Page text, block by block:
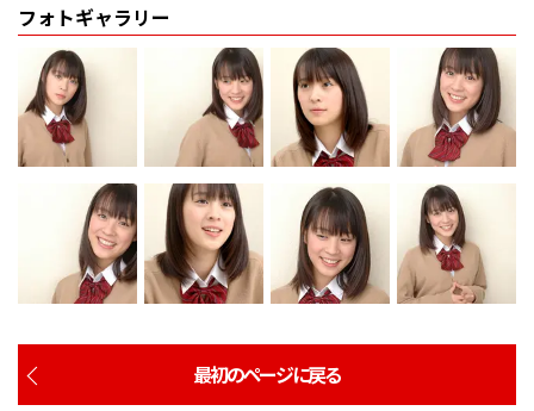
フォトギャラリー
最初のページに戻る